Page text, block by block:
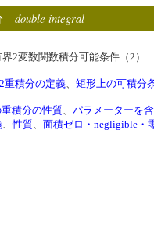
double integral
2変数関数積分可能条件（2）
重積分の定義 矩形上の可積分
積分の性質 パラメーターを
、性質 面積ゼロ・negligible・